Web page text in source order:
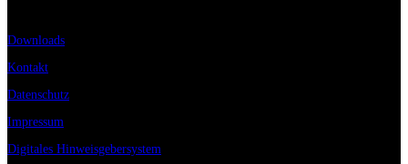
Downloads
Kontakt
Datenschutz
Impressum
Digitales Hinweisgebersystem